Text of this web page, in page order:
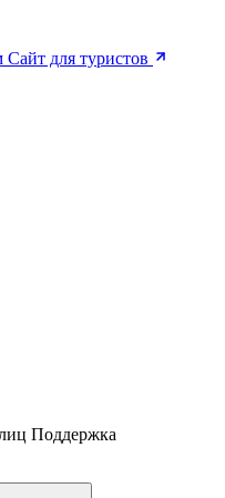
Сайт для туристов
Поддержка